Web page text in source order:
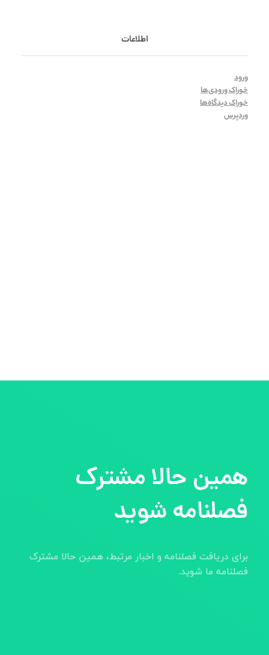
اطلاعات
ورود
خوراک ورودی‌ها
خوراک دیدگاه‌ها
وردپرس
همین حالا مشترک
فصلنامه شوید
برای دریافت فصلنامه و اخبار مرتبط، همین حالا مشترک
فصلنامه ما شوید.